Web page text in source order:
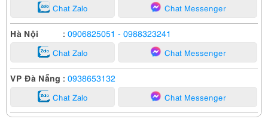
Chat Zalo Chat Messenger
Hà Nội : 0906825051 - 0988323241
Chat Zalo Chat Messenger
VP Đà Nẵng : 0938653132
Chat Zalo Chat Messenger